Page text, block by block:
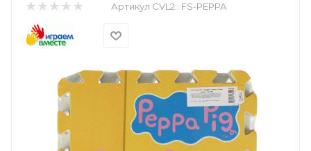
Артикул CVL2:: FS-PEPPA